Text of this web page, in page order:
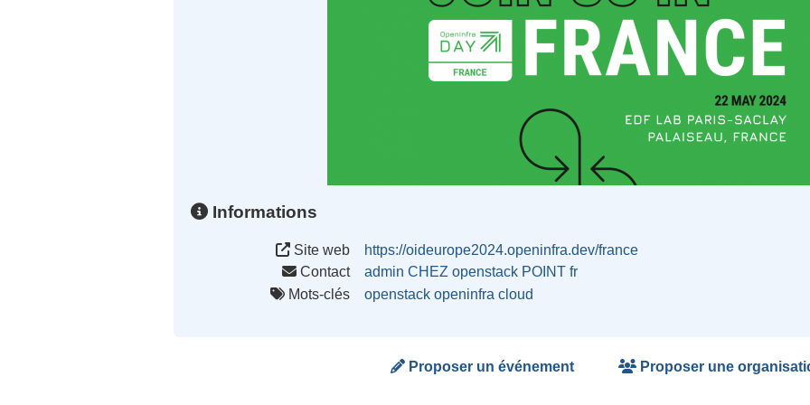
Informations
Site web
https://oideurope2024.openinfra.dev/france
Contact
admin CHEZ openstack POINT fr
Mots-clés
openstack openinfra cloud
Proposer un événement Proposer une